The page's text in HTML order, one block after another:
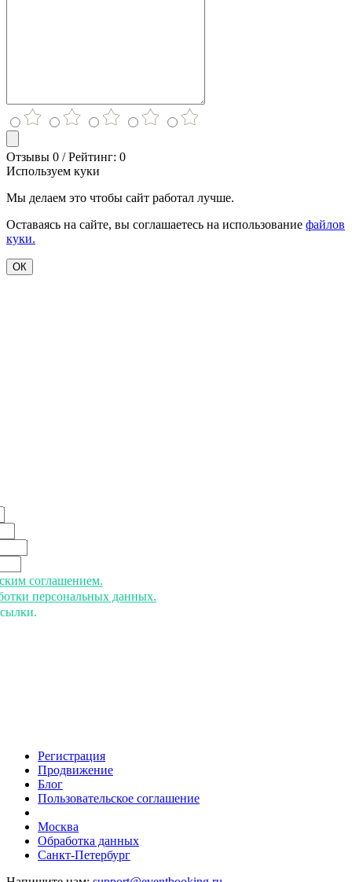
Отзывы 0 / Рейтинг: 0
Используем куки
Мы делаем это чтобы сайт работал лучше.
Оставаясь на сайте, вы соглашаетесь на использование файлов
куки.
ОК
соглашением.
персональных данных.
Регистрация
Продвижение
Блог
Пользовательское соглашение
Москва
Обработка данных
Санкт-Петербург